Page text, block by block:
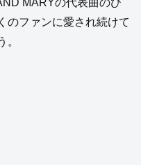
のファンに愛され続けて
。